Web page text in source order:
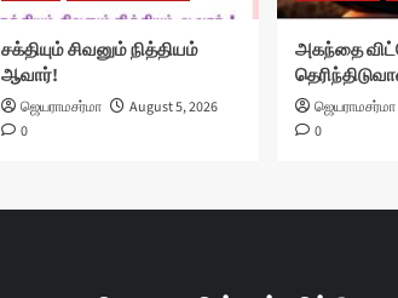
சக்தியும் சிவனும் நித்தியம்
ஆவார்!
ஜெயராமசர்மா
August 5, 2026
0
அகந்தை
ஜெயராமசர்மா
0